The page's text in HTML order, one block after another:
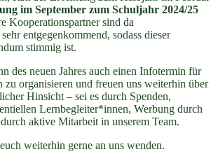
im September zum Schuljahr 2024/25
Kooperationspartner sind da
entgegenkommend, sodass dieser
stimmig ist.
des neuen Jahres auch einen Infotermin für
zu organisieren und freuen uns weiterhin über
Hinsicht – sei es durch Spenden,
Lernbegleiter*innen, Werbung durch
aktive Mitarbeit in unserem Team.
weiterhin gerne an uns wenden.